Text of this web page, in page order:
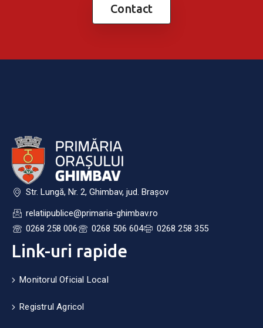
Contact
Str. Lungă, Nr. 2, Ghimbav, jud. Brașov
relatiipublice@primaria-ghimbav.ro
0268 258 006
0268 506 604 0268 258 355
Link-uri rapide
Monitorul Oficial Local
Registrul Agricol